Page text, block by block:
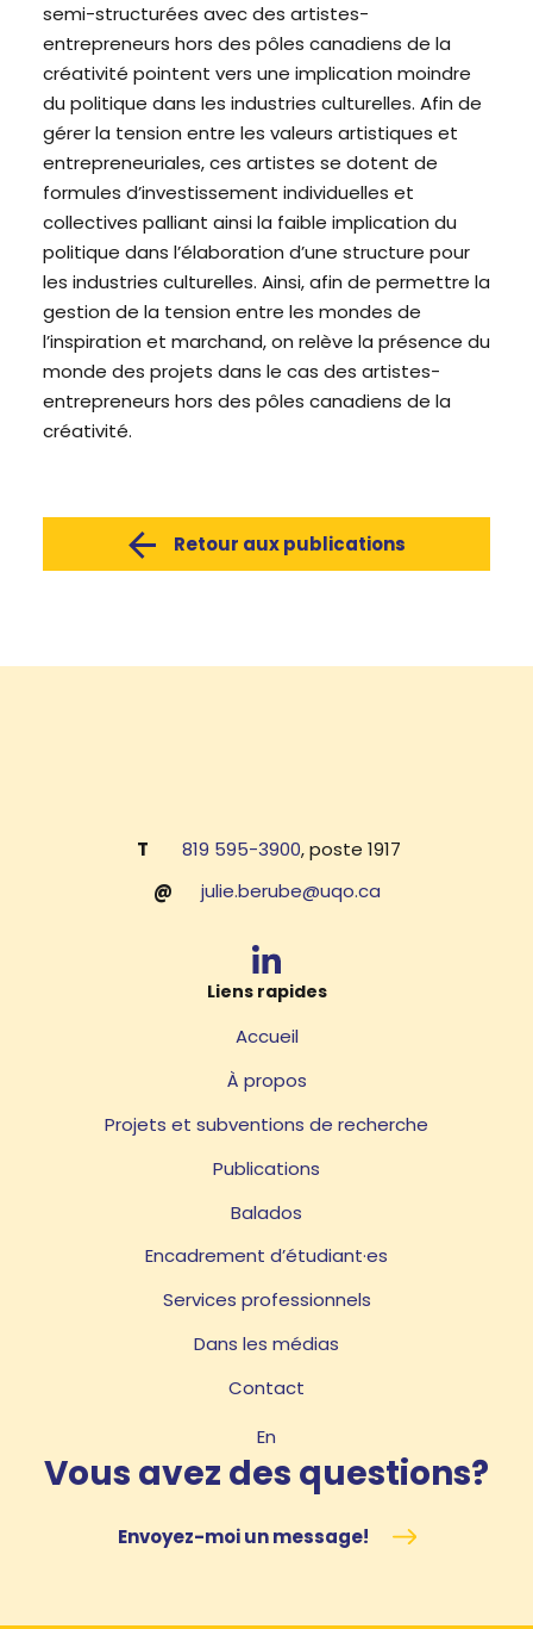
semi-structurées avec des artistes-
entrepreneurs hors des pôles canadiens de la
créativité pointent vers une implication moindre
du politique dans les industries culturelles. Afin de
gérerla tension entre les valeurs artistiques et
entrepreneuriales,ces artistes se dotent de
formules d’investissement individuelles et
collectives palliant ainsila faible implication du
politique dans l’élaboration d’une structure pour
les industries culturelles. Ainsi,afin de permettre la
gestion de la tension entre les mondes de
l’inspiration et marchand, on relève la présence du
monde des projets dans le cas des artistes-
entrepreneurs hors des pôles canadiens de la
créativité.
Retour aux publications
T 819 595-3900, poste 1917
@
julie.berube@uqo.ca
Liens rapides
Accueil
À propos
Projets et subventions de recherche
Publications
Balados
Encadrement d’étudiant·es
Services professionnels
Dans les médias
Contact
En
Vous avez des questions?
Envoyez-moi un message!